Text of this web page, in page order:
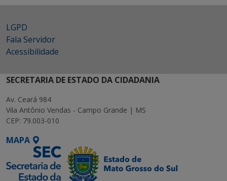
LGPD
Fala Servidor
Acessibilidade
SECRETARIA DE ESTADO DA CIDADANIA
Av. Ceará 984
Vila Antônio Vendas - Campo Grande | MS
CEP: 79.003-010
MAPA